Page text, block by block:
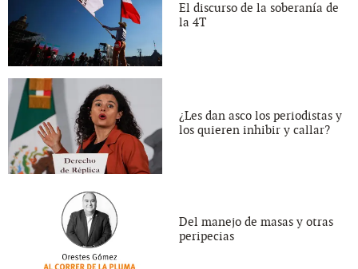
El discurso de la soberanía de
la 4T
¿Les dan asco los periodistas y
los quieren inhibir y callar?
Del manejo de masas y otras
peripecias